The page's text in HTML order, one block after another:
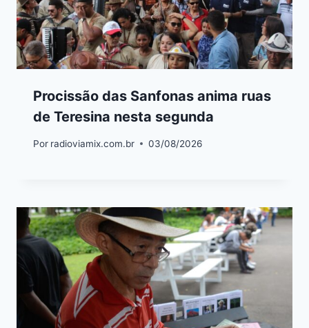
Procissão das Sanfonas anima ruas
de Teresina nesta segunda
Por radioviamix.com.br 03/08/2026